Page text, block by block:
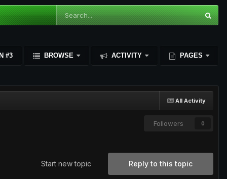
#3 BROWSE ACTIVITY PAGES
All Activity
Followers 0
Reply to this topic
Start new topic